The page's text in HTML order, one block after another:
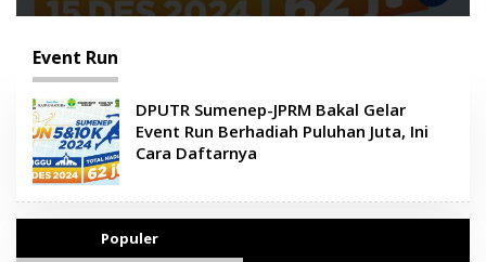
Event Run
DPUTR Sumenep-JPRM Bakal Gelar
Event Run Berhadiah Puluhan Juta, Ini
Cara Daftarnya
Populer